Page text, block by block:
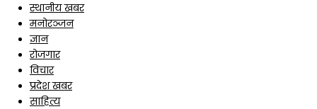
स्थानीय खबर
मनोरञ्जन
ज्ञान
रोजगार
विचार
प्रदेश खबर
साहित्य